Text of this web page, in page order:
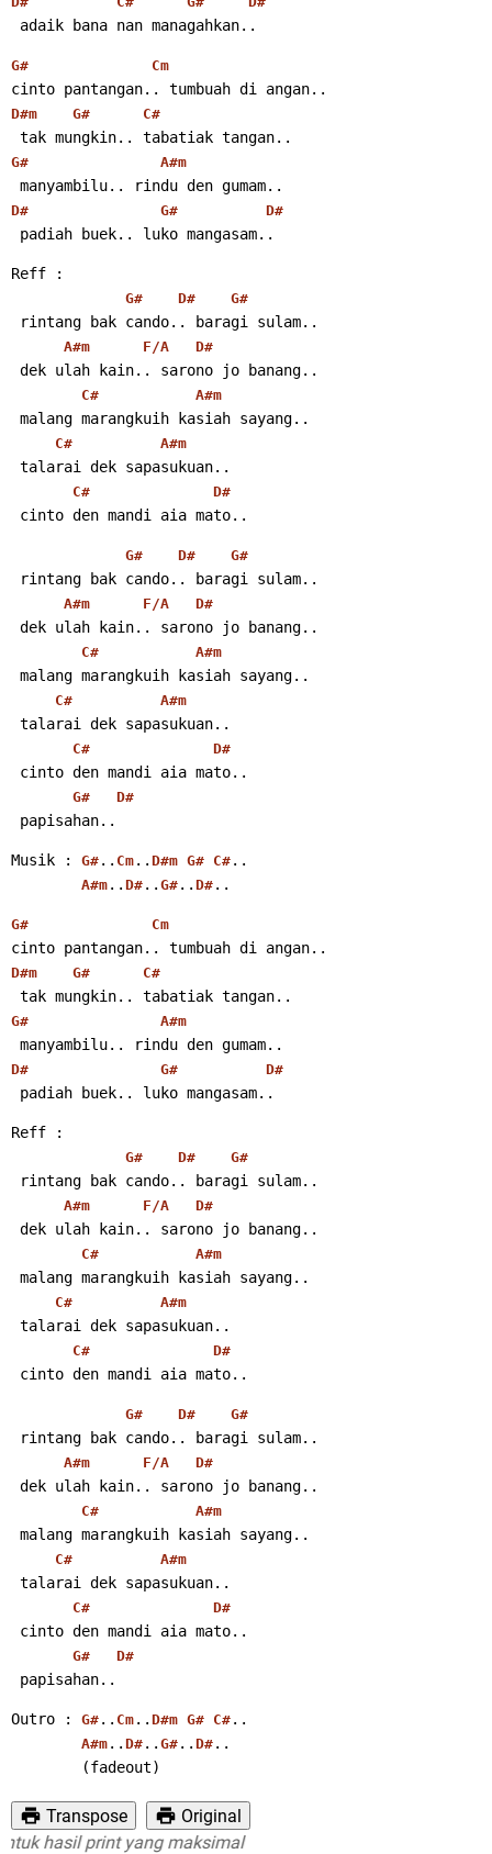
adaik bana nan managahkan..
G# Cm
cinto pantangan.. tumbuah di angan..
D#m G# C#
tak mungkin.. tabatiak tangan..
G# A#m
manyambilu.. rindu den gumam..
D# G# D#
padiah buek.. luko mangasam..
Reff :
G# D# G#
rintang bak cando.. baragi sulam..
A#m F/A D#
dek ulah kain.. sarono jo banang..
C# A#m
malang marangkuih kasiah sayang..
C# A#m
talarai dek sapasukuan..
C# D#
cinto den mandi aia mato..
G# D# G#
rintang bak cando.. baragi sulam..
A#m F/A D#
dek ulah kain.. sarono jo banang..
C# A#m
malang marangkuih kasiah sayang..
C# A#m
talarai dek sapasukuan..
C# D#
cinto den mandi aia mato..
G# D#
papisahan..
Musik : G# .. Cm .. D#m G# C# ..
A#m .. D# .. G# .. D# ..
G# Cm
cinto pantangan.. tumbuah di angan..
D#m G# C#
tak mungkin.. tabatiak tangan..
G# A#m
manyambilu.. rindu den gumam..
D# G# D#
padiah buek.. luko mangasam..
Reff :
G# D# G#
rintang bak cando.. baragi sulam..
A#m F/A D#
dek ulah kain.. sarono jo banang..
C# A#m
malang marangkuih kasiah sayang..
C# A#m
talarai dek sapasukuan..
C# D#
cinto den mandi aia mato..
G# D# G#
rintang bak cando.. baragi sulam..
A#m F/A D#
dek ulah kain.. sarono jo banang..
C# A#m
malang marangkuih kasiah sayang..
C# A#m
talarai dek sapasukuan..
C# D#
cinto den mandi aia mato..
G# D#
papisahan..
Outro : G# .. Cm .. D#m G# C# ..
A#m .. D# .. G# .. D# ..
        (fadeout)
Transpose
Original
hasil print yang maksimal